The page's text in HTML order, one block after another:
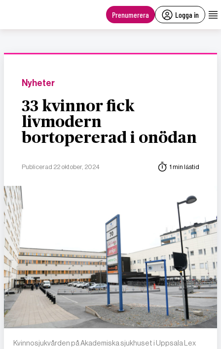
Prenumerera Logga in
Nyheter
33 kvinnor fick
livmodern
bortopererad i onödan
Publicerad 22 oktober, 2024 1 min lästid
Kvinnosjukvården på Akademiska sjukhuset i Uppsala Lex